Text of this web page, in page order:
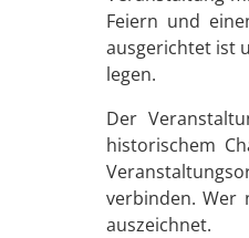
Feiern und
ausgerichtet ist
legen.
Der
historischem
verbinden. Wer
auszeichnet.